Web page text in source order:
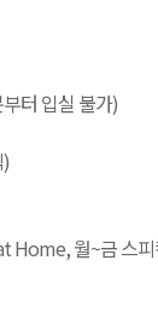
터 입실 불가)
월~금 스